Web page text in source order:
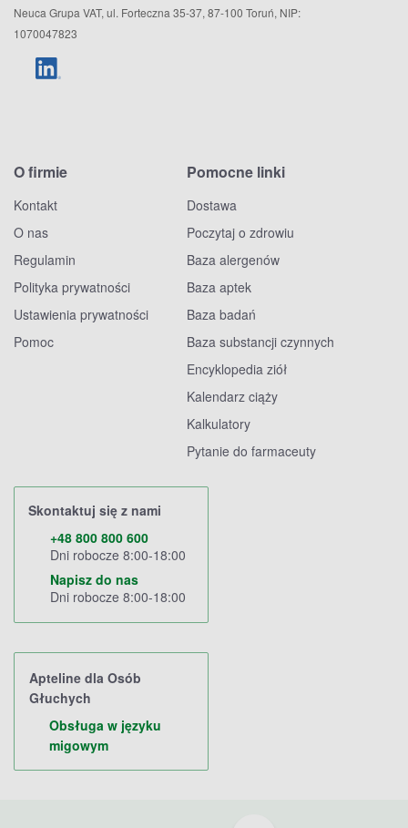
Neuca Grupa VAT, ul. Forteczna 35-37, 87-100 Toruń, NIP:
1070047823
O firmie
Kontakt
O nas
Regulamin
Polityka prywatności
Ustawienia prywatności
Pomoc
Pomocne linki
Dostawa
Poczytaj o zdrowiu
Baza alergenów
Baza aptek
Baza badań
Baza substancji czynnych
Encyklopedia ziół
Kalendarz ciąży
Kalkulatory
Pytanie do farmaceuty
Skontaktuj się z nami
+48 800 800 600
Dni robocze 8:00-18:00
Napisz do nas
Dni robocze 8:00-18:00
Apteline dla Osób
Głuchych
Obsługa w języku
migowym